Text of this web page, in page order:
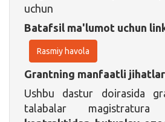
uchun
Batafsil ma'lumot uchun
Rasmiy havola
Grantning manfaatli
Ushbu dastur doirasida
talabalar